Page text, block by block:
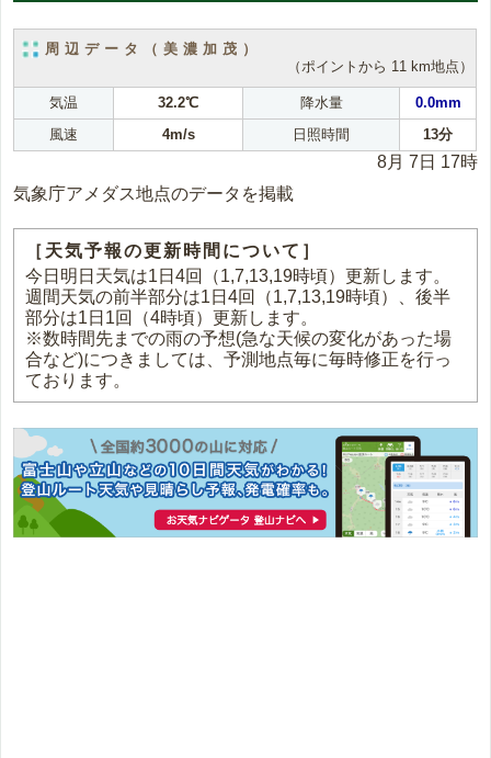
周辺データ（美濃加茂）
（ポイントから 11 km地点）
気温 32.2℃ 降水量
0.0mm
風速
4m/s 日照時間 13分
8月 7日 17時
気象庁アメダス地点のデータを掲載
［天気予報の更新時間について］
今日明日天気は1日4回（1,7,13,19時頃）更新します。
週間天気の前半部分は1日4回（1,7,13,19時頃）、後半
部分は1日1回（4時頃）更新します。
※数時間先までの雨の予想(急な天候の変化があった場
合など)につきましては、予測地点毎に毎時修正を行っ
ております。